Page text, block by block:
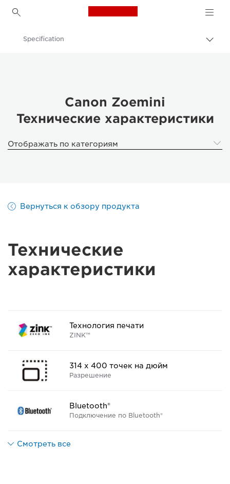
Canon Logo, back to
Canon Zoemini - Принтеры
Specification
Canon Zoemini
Технические характеристики
Отображать по категориям
Вернуться к обзору продукта
Технические
характеристики
Технология печати
ZINK™
314 x 400 точек на дюйм
Разрешение
Bluetooth®
Подключение по Bluetooth®
Смотреть все